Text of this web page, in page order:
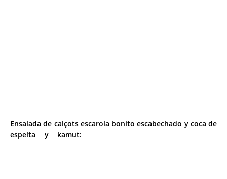
Ensalada de calçots escarola bonito escabechado y coca de
espelta y kamut: